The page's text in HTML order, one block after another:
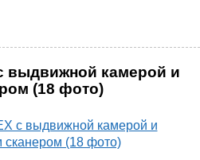
выдвижной камерой и
(18 фото)